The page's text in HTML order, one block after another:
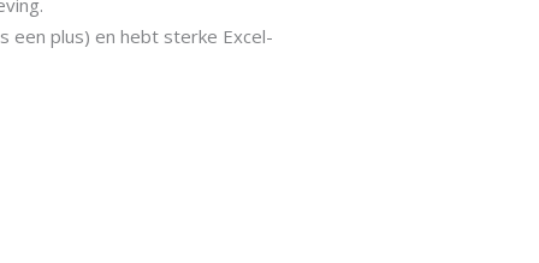
een plus) en hebt sterke Excel-